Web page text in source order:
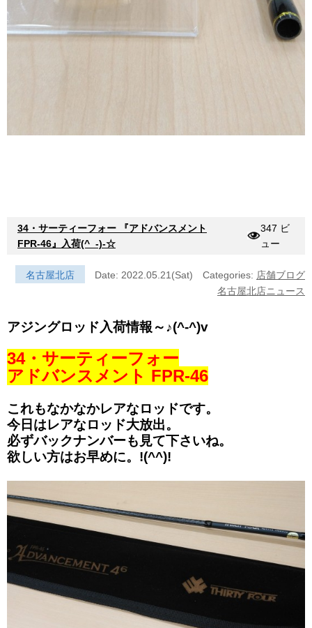
34・サーティーフォー 『アドバンスメント
FPR-46』入荷(^_-)-☆
347 ビ
ュー
名古屋北店 Date: 2022.05.21(Sat) Categories: 店舗ブログ
名古屋北店ニュース
アジングロッド入荷情報～♪(^-^)v
34・サーティーフォー
アドバンスメント FPR-46
これもなかなかレアなロッドです。
今日はレアなロッド大放出。
必ずバックナンバーも見て下さいね。
欲しい方はお早めに。!(^^)!